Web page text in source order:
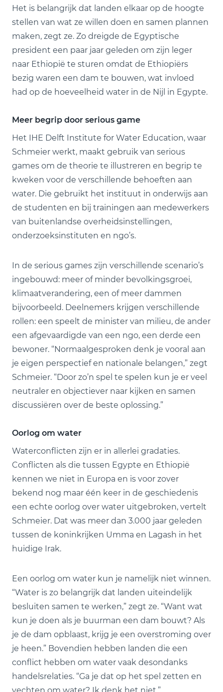
Het is belangrijk dat landen elkaar op de hoogte
stellen van wat ze willen doen en samen plannen
maken, zegt ze. Zo dreigde de Egyptische
president een paar jaar geleden om zijn leger
naar Ethiopië te sturen omdat de Ethiopiërs
bezig waren een dam te bouwen, wat invloed
had op de hoeveelheid water in de Nijl in Egypte.
Meer begrip door serious game
Het IHE Delft Institute for Water Education, waar
Schmeier werkt, maakt gebruik van serious
games om de theorie te illustreren en begrip te
kweken voor de verschillende behoeften aan
water. Die gebruikt het instituut in onderwijs aan
de studenten en bij trainingen aan medewerkers
van buitenlandse overheids­instellingen,
onderzoeksinstituten en ngo’s.
In de serious games zijn verschillende scenario’s
ingebouwd: meer of minder bevolkings­groei,
klimaatverandering, een of meer dammen
bijvoorbeeld. Deelnemers krijgen verschillende
rollen: een speelt de minister van milieu, de ander
een afgevaardigde van een ngo, een derde een
bewoner. “Normaalgesproken denk je vooral aan
je eigen perspectief en nationale belangen,” zegt
Schmeier. “Door zo’n spel te spelen kun je er veel
neutraler en objectiever naar kijken en samen
discussiëren over de beste oplossing.”
Oorlog om water
Waterconflicten zijn er in allerlei gradaties.
Conflicten als die tussen Egypte en Ethiopië
kennen we niet in Europa en is voor zover
bekend nog maar één keer in de geschiedenis
een echte oorlog over water uitgebroken, vertelt
Schmeier. Dat was meer dan 3.000 jaar geleden
tussen de koninkrijken Umma en Lagash in het
huidige Irak.
Een oorlog om water kun je namelijk niet winnen.
“Water is zo belangrijk dat landen uiteindelijk
besluiten samen te werken,” zegt ze. “Want wat
kun je doen als je buurman een dam bouwt? Als
je de dam opblaast, krijg je een overstroming over
je heen.” Bovendien hebben landen die een
conflict hebben om water vaak desondanks
handelsrelaties. “Ga je dat op het spel zetten en